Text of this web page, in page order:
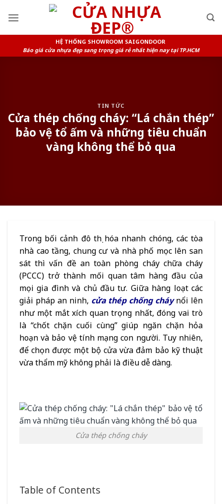
HỆ THỐNG SHOWROOM SAIGONDOOR
Báo giá cửa nhựa đẹp sang trọng giá rẻ nhất hiện nay tại TP.HCM
TIN TỨC
Cửa thép chống cháy: “Lá chắn thép”
bảo vệ tổ ấm và những tiêu chuẩn
vàng không thể bỏ qua
Trong bối cảnh đô thị hóa nhanh chóng, các tòa
nhà cao tầng, chung cư và nhà phố mọc lên san
sát thì vấn đề an toàn phòng cháy chữa cháy
(PCCC) trở thành mối quan tâm hàng đầu của
mọi gia đình và chủ đầu tư. Giữa hàng loạt các
giải pháp an ninh, cửa thép chống cháynổi lên
như một mắt xích quan trọng nhất, đóng vai trò
là “chốt chặn cuối cùng” giúp ngăn chặn hỏa
hoạn và bảo vệ tính mạng con người. Tuy nhiên,
để chọn được một bộ cửa vừa đảm bảo kỹ thuật
vừa thẩm mỹ không phải là điều dễ dàng.
Cửa thép chống cháy
Table of Contents